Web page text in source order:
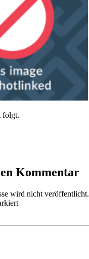
folgt.
Kommentar
wird nicht veröffentlicht.